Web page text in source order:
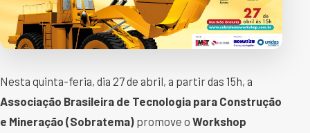
Nesta quinta-feria, dia 27 de abril, a partir das 15h, a
Associação Brasileira de Tecnologia para Construção
e Mineração (Sobratema) promove o Workshop